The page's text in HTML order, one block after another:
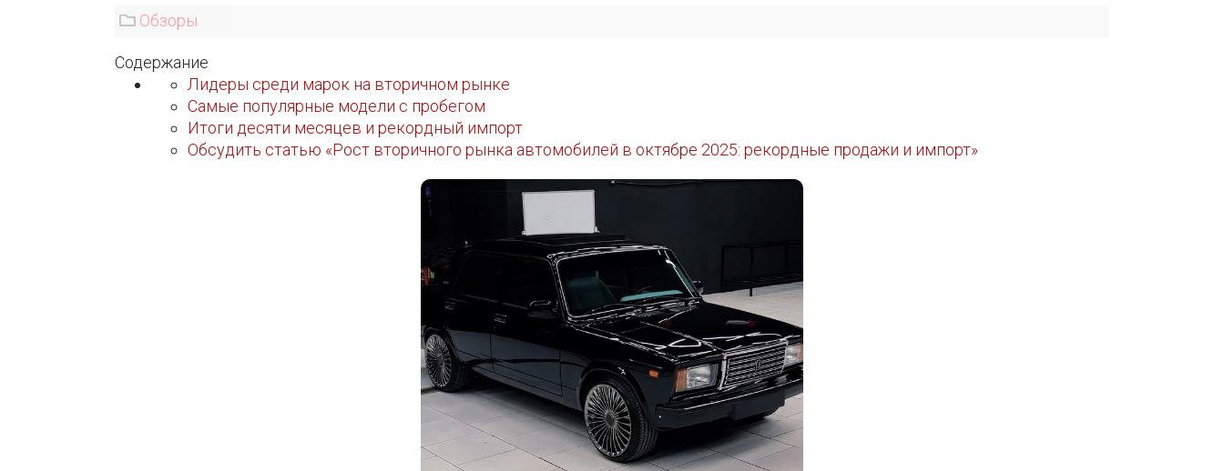
Обзоры
Содержание
Лидеры среди марок на вторичном рынке
Самые популярные модели с пробегом
Итоги десяти месяцев и рекордный импорт
Обсудить статью «Рост вторичного рынка автомобилей в октябре 2025: рекордные продажи и импорт»